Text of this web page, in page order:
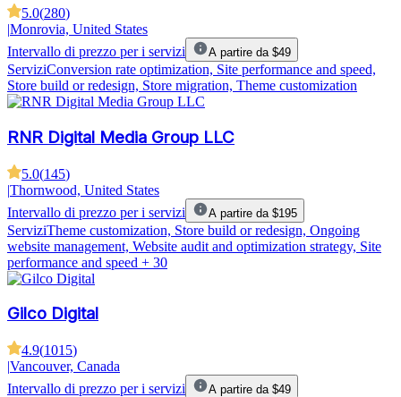
5.0(280)
|Monrovia, United States
Intervallo di prezzo per i servizi
A partire da $49
ServiziConversion rate optimization, Site performance and speed,
Store build or redesign, Store migration, Theme customization
RNR Digital Media Group LLC
5.0(145)
|Thornwood, United States
Intervallo di prezzo per i servizi
A partire da $195
ServiziTheme customization, Store build or redesign, Ongoing
website management, Website audit and optimization strategy, Site
performance and speed + 30
Gilco Digital
4.9(1015)
|Vancouver, Canada
Intervallo di prezzo per i servizi
A partire da $49